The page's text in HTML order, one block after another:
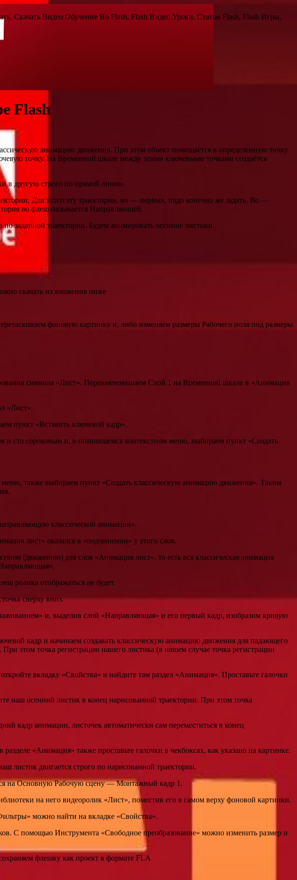
Скачать Видео Обучение Во Flash, Flash Видео Уроки, Статьи Flash, Flash Игры,
Flash
анимацию движения. При этом объект помещается в определенную точку
точку. На Временной шкале между этими ключевыми точками создаётся
в другую строго по прямой линии.
Для этого эту траектории, во — первых, надо конечно же задать. Во —
во флеш называется Направляющей.
заданной траектории. Будем анимировать осенние листики.
скачать из вложения ниже
фоновую картинку и, либо изменяем размеры Рабочего поля под размеры
символа «Лист». Переименовываем Слой 1 на Временной шкале в «Анимация
«Лист».
пункт «Вставить ключевой кадр».
сто сороковым и, в появившемся контекстном меню, выбираем пункт «Создать
также выбираем пункт «Создать классическую анимацию движения». Таким
классической анимации».
лист» оказался в «подчинении» у этого слоя.
(движению) для слоя «Анимация лист», то есть вся классическая анимация
ролика отображаться не будет.
сверху вниз.
и, выделив слой «Направляющая» и его первый кадр, изобразим кривую
кадр и начинаем создавать классическую анимацию движения для падающего
этом точка регистрации нашего листика (в нашем случае точка регистрации
вкладку «Свойства» и найдите там раздел «Анимация». Проставьте галочки
наш осенний листик в конец нарисованной траектории. При этом точка
кадр анимации, листочек автоматически сам переместиться в конец
«Анимация» также проставьте галочки в чекбоксах, как указано на картинке.
листик двигается строго по нарисованной траектории.
на Основную Рабочую сцену — Монтажный кадр 1.
на него видеоролик «Лист», поместив его в самом верху фоновой картинки.
можно найти на вкладке «Свойства».
С помощью Инструмента «Свободное преобразование» можно изменить размер и
флешку как проект в формате FLA